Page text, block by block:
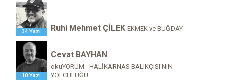
34 Yazı Ruhi Mehmet ÇİLEK EKMEK ve BUĞDAY
10 Yazı
Cevat BAYHAN
okuYORUM - HALİKARNAS BALIKÇISI'NIN
YOLCULUĞU